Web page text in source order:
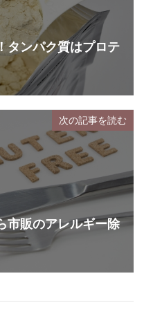
タンパク質はプロテ
次の記事を読む
市販のアレルギー除